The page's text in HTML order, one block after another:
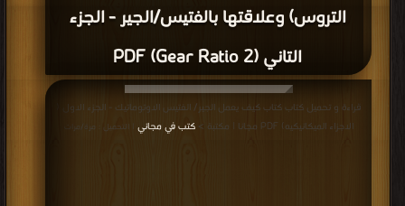
التروس) وعلاقتها بالفتيس/الجير - الجزء
التاني (Gear Ratio 2) PDF
قراءة و تحميل كتاب كتاب كيف يعمل الجير/ الفتيس الاوتوماتيك - الجزء الاول (
الاجزاء الميكانيكيه) PDF مجانا | مكتبة >
كتب في مجاني | التحميل : مرة/مرات